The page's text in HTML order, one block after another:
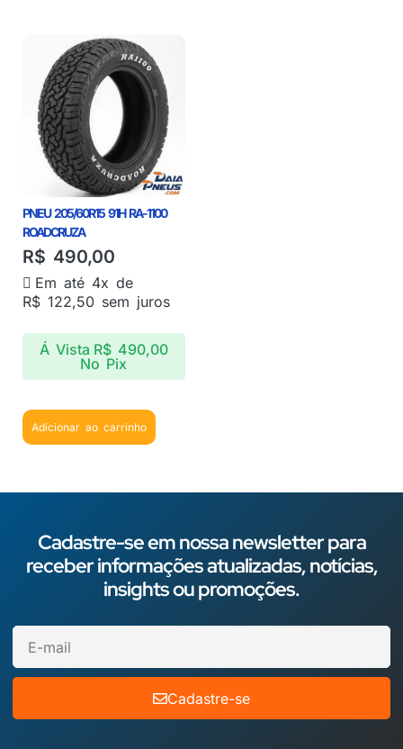
PNEU 205/60R15 91H RA-1100
ROADCRUZA
R$ 490,00
Em até 4x de
R$ 122,50 sem juros
Á Vista R$490,00
No Pix
Adicionar ao carrinho
Cadastre-se em nossa newsletter para
receber informações atualizadas, notícias,
insights ou promoções.
Cadastre-se